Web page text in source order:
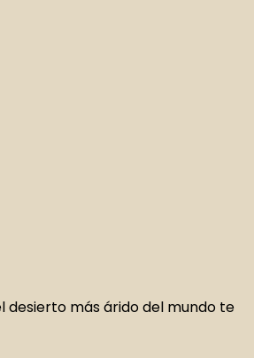
desierto más árido del mundo te